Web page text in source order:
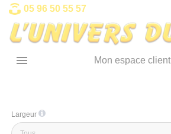
05 96 50 55 57
 Mon espace client
Largeur
Panneau de gestion des cookies